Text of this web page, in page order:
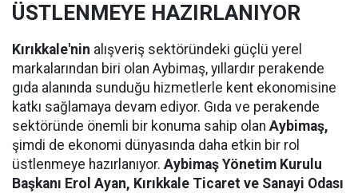
ÜSTLENMEYE HAZIRLANIYOR
Kırıkkale'nin alışveriş sektöründeki güçlü yerel
markalarından biri olan Aybimaş, yıllardır perakende
gıda alanında sunduğu hizmetlerle kent ekonomisine
katkı sağlamaya devam ediyor. Gıda ve perakende
sektöründe önemli bir konuma sahip olan Aybimaş,
şimdi de ekonomi dünyasında daha etkin bir rol
üstlenmeye hazırlanıyor. Aybimaş Yönetim Kurulu
Başkanı Erol Ayan, Kırıkkale Ticaret ve Sanayi Odası